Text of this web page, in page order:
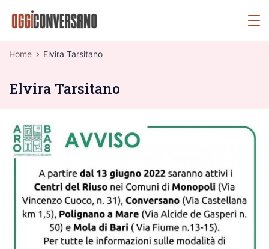
Home Elvira Tarsitano
Elvira Tarsitano